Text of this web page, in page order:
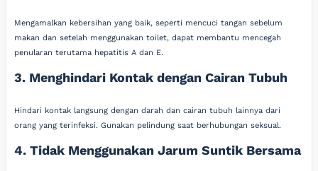
Mengamalkan kebersihan yang baik, seperti mencuci tangan sebelum
makan dan setelah menggunakan toilet, dapat membantu mencegah
penularan terutama hepatitis A dan E.
3. Menghindari Kontak dengan Cairan Tubuh
Hindari kontak langsung dengan darah dan cairan tubuh lainnya dari
orang yang terinfeksi. Gunakan pelindung saat berhubungan seksual.
4. Tidak Menggunakan Jarum Suntik Bersama